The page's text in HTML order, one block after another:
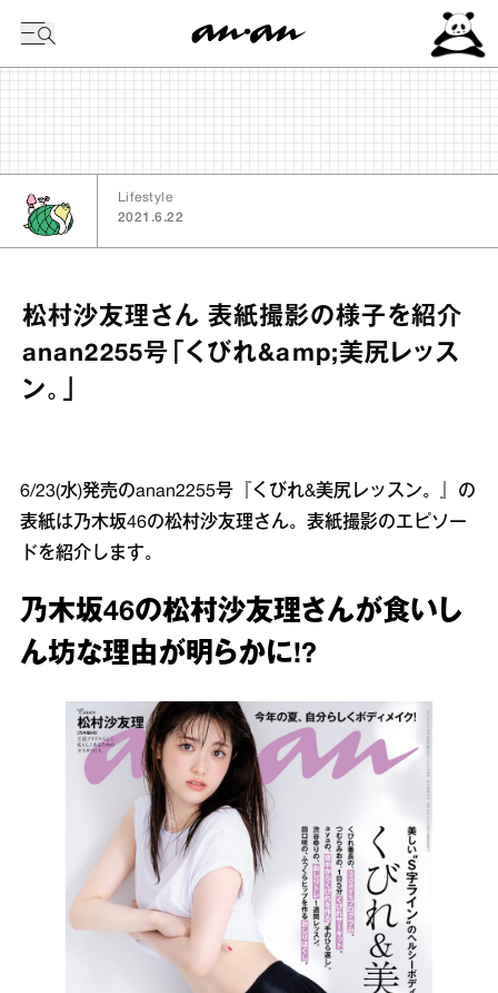
Lifestyle
2021.6.22
松村沙友理さん 表紙撮影の様子を紹介
anan2255号「くびれ&amp;美尻レッス
ン。」
6/23(水)発売のanan2255号『くびれ&美尻レッスン。』の
表紙は乃木坂46の松村沙友理さん。表紙撮影のエピソー
ドを紹介します。
乃木坂46の松村沙友理さんが食いし
ん坊な理由が明らかに!?